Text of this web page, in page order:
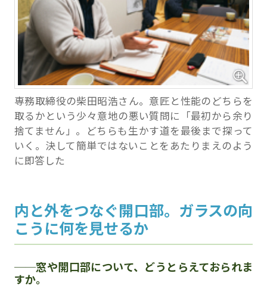
専務取締役の柴田昭浩さん。意匠と性能のどちらを
取るかという少々意地の悪い質問に「最初から余り
捨てません」。どちらも生かす道を最後まで探って
いく。決して簡単ではないことをあたりまえのよう
に即答した
内と外をつなぐ開口部。ガラスの向
こうに何を見せるか
窓や開口部について、どうとらえておられま
すか。